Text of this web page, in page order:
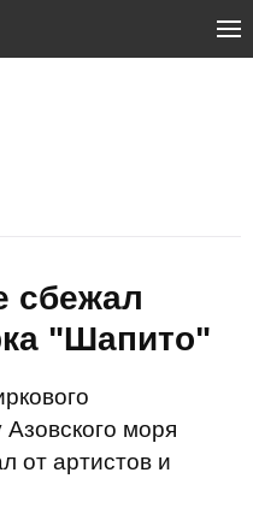
сбежал
"Шапито"
моря
от артистов и